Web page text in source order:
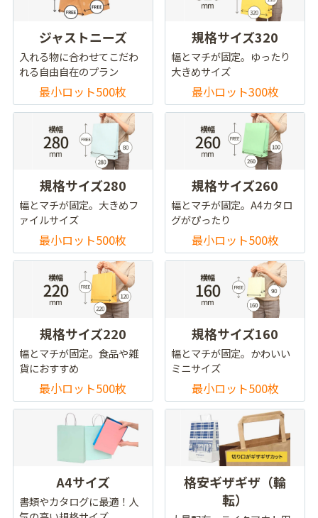
ジャストニーズ
入れる物に合わせてこだわ
れる自由自在のプラン
最小ロット500枚
規格サイズ320
幅とマチが固定。ゆったり
大きめサイズ
最小ロット300枚
規格サイズ280
幅とマチが固定。大きめフ
ァイルサイズ
最小ロット500枚
規格サイズ260
幅とマチが固定。A4カタロ
グがぴったり
最小ロット500枚
規格サイズ220
幅とマチが固定。食品や雑
貨におすすめ
最小ロット500枚
規格サイズ160
幅とマチが固定。かわいい
ミニサイズ
最小ロット500枚
A4サイズ
書類やカタログに最適！人
格安ギザギザ（輪
転）